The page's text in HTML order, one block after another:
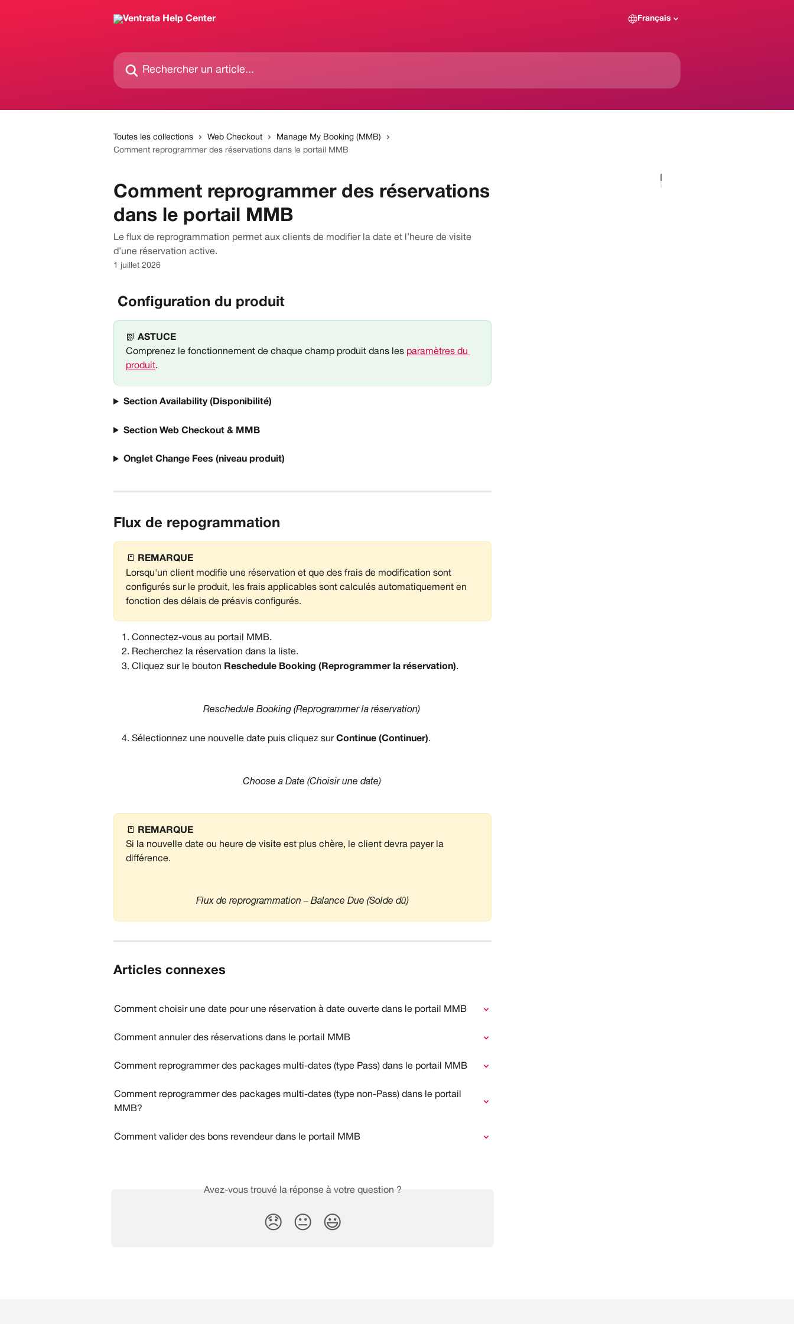
Français
Rechercher un article...
Toutes les collections Web Checkout
Manage My Booking (MMB)
Comment reprogrammer des réservations dans le portail MMB
Comment reprogrammer des réservations
dans le portail MMB
Le flux de reprogrammation permet aux clients de modifier la date et l’heure de visite
d’une réservation active.
1 juillet 2026
Configuration du produit
📗 ASTUCE
Comprenez le fonctionnement de chaque champ produit dans les paramètres du
produit.
Section Availability (Disponibilité)
Section Web Checkout & MMB
Onglet Change Fees (niveau produit)
Flux de repogrammation
📒
REMARQUE
Lorsqu'un client modifie une réservation et que des frais de modification sont
configurés sur le produit, les frais applicables sont calculés automatiquement en
fonction des délais de préavis configurés.
Connectez-vous au portail MMB.
Recherchez la réservation dans la liste.
Cliquez sur le bouton Reschedule Booking (Reprogrammer la réservation).
Reschedule Booking (Reprogrammer la réservation)
Sélectionnez une nouvelle date puis cliquez sur Continue (Continuer).
Choose a Date (Choisir une date)
📒
REMARQUE
Si la nouvelle date ou heure de visite est plus chère, le client devra payer la
différence.
Flux de reprogrammation – Balance Due (Solde dû)
Articles connexes
Comment choisir une date pour une réservation à date ouverte dans le portail MMB
Comment annuler des réservations dans le portail MMB
Comment reprogrammer des packages multi-dates (type Pass) dans le portail MMB
Comment reprogrammer des packages multi-dates (type non-Pass) dans le portail
MMB?
Comment valider des bons revendeur dans le portail MMB
Avez-vous trouvé la réponse à votre question ?
😞 😐 😃